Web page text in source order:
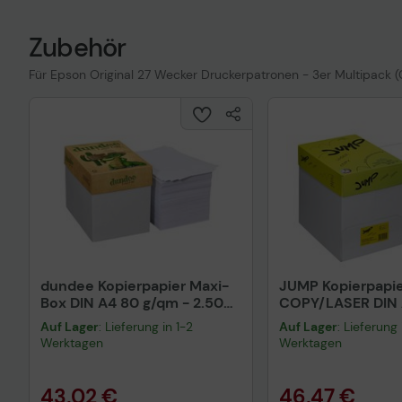
Zubehör
Für Epson Original 27 Wecker Druckerpatronen - 3er Multipack
dundee Kopierpapier Maxi-
Box DIN A4 80 g/qm - 2.500
Blatt
Auf Lager: Lieferung in 1-2
Werktagen
43,02 €
JUMP
COPY/LASER
Auf Lager: Lieferung
Werktagen
46,47 €